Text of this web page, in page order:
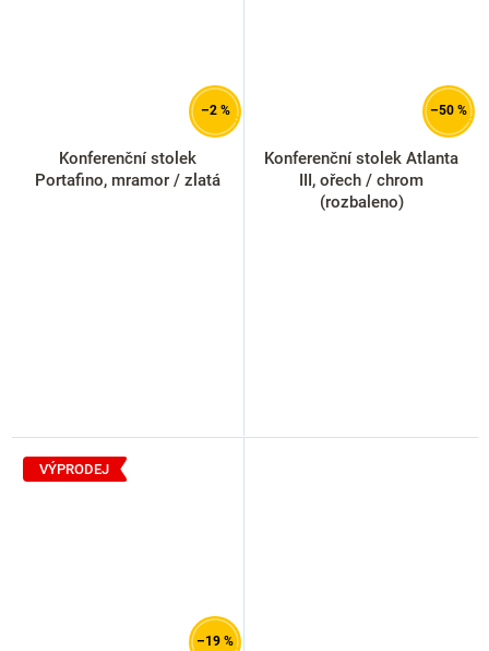
–2 %
Konferenční stolek
Portafino, mramor / zlatá
–50 %
Konferenční stolek Atlanta
III, ořech / chrom
(rozbaleno)
VÝPRODEJ
–19 %